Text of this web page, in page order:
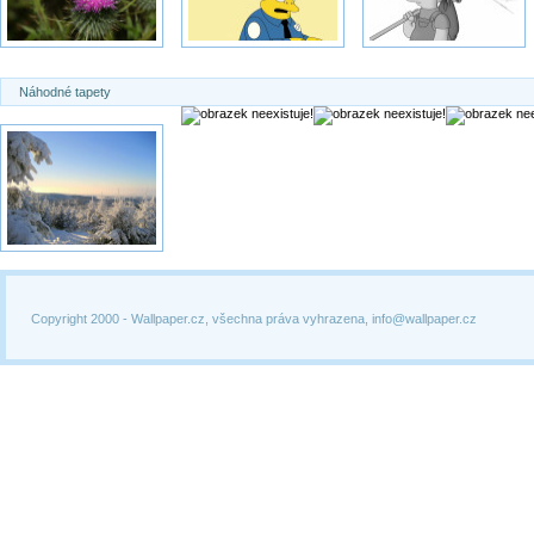
Náhodné tapety
Copyright 2000 - Wallpaper.cz, všechna práva vyhrazena, info@wallpaper.cz